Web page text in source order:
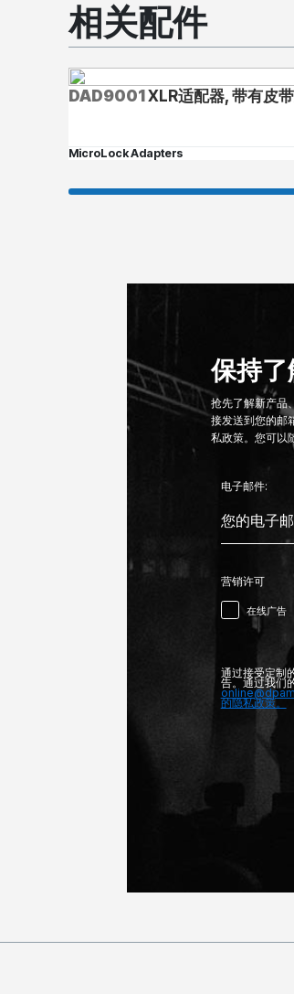
相关配件
DAD9001XLR适配器, 带有皮
MicroLock Adapters
保持了
抢先了解新产品
接发送到您的邮
私政策。您可以
电子邮件:
营销许可
在线广告
通过接受定制
告。通过我们
的隐私政策。